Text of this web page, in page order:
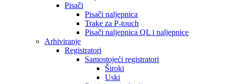
Pisači
Pisači naljepnica
Trake za P-touch
Pisači naljepnica QL i naljepnice
Arhiviranje
Registratori
Samostojeći registratori
Široki
Uski